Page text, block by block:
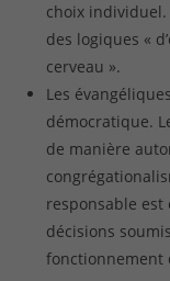
choix
des logiques «
cerveau ».
Les
démocratique.
de manière
responsable est
décisions
fonctionnement